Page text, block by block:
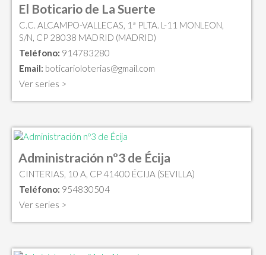
El Boticario de La Suerte
C.C. ALCAMPO-VALLECAS, 1ª PLTA. L-11 MONLEON,
S/N, CP 28038 MADRID (MADRID)
Teléfono: 914783280
Email: boticarioloterias@gmail.com
Ver series >
Administración nº3 de Écija
CINTERIAS, 10 A, CP 41400 ÉCIJA (SEVILLA)
Teléfono: 954830504
Ver series >